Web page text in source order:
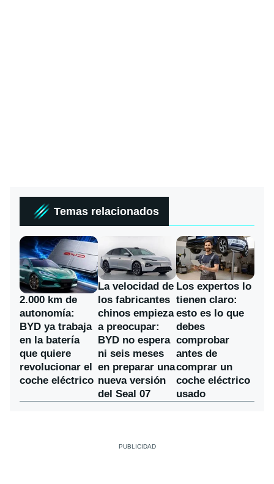
Temas relacionados
2.000 km de
autonomía:
BYD ya trabaja
en la batería
que quiere
revolucionar el
coche eléctrico
La velocidad de
los fabricantes
chinos empieza
a preocupar:
BYD no espera
ni seis meses
en preparar una
nueva versión
del Seal 07
Los expertos lo
tienen claro:
esto es lo que
debes
comprobar
antes de
comprar un
coche eléctrico
usado